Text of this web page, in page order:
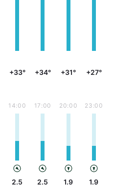
+33° +34° +31° +27°
14:00
2.5
17:00
2.5
20:00
1.9
23:00
1.9